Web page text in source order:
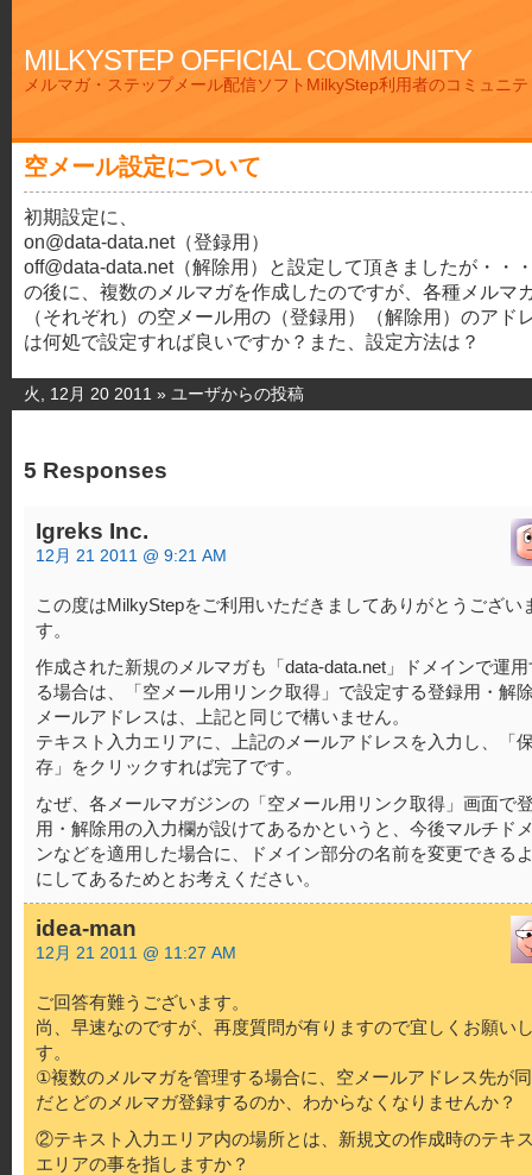
MILKYSTEP OFFICIAL COMMUNITY
メルマガ・ステップメール配信ソフトMilkyStep利用者のコミュニ
空メール設定について
初期設定に、
on@data-data.net（登録用）
off@data-data.net（解除用）と設定して頂きましたが・・
の後に、複数のメルマガを作成したのですが、各種メルマ
（それぞれ）の空メール用の（登録用）（解除用）のアド
は何処で設定すれば良いですか？また、設定方法は？
火, 12月 20 2011 » ユーザからの投稿
5 Responses
Igreks Inc.
12月 21 2011 @ 9:21 AM
この度はMilkyStepをご利用いただきましてありがとうござい
す。
作成された新規のメルマガも「data-data.net」ドメインで運用
る場合は、「空メール用リンク取得」で設定する登録用・解
メールアドレスは、上記と同じで構いません。
テキスト入力エリアに、上記のメールアドレスを入力し、「
存」をクリックすれば完了です。
なぜ、各メールマガジンの「空メール用リンク取得」画面で
用・解除用の入力欄が設けてあるかというと、今後マルチド
ンなどを適用した場合に、ドメイン部分の名前を変更できる
にしてあるためとお考えください。
idea-man
12月 21 2011 @ 11:27 AM
ご回答有難うございます。
尚、早速なのですが、再度質問が有りますので宜しくお願い
す。
①複数のメルマガを管理する場合に、空メールアドレス先が
だとどのメルマガ登録するのか、わからなくなりませんか？
②テキスト入力エリア内の場所とは、新規文の作成時のテキ
エリアの事を指しますか？